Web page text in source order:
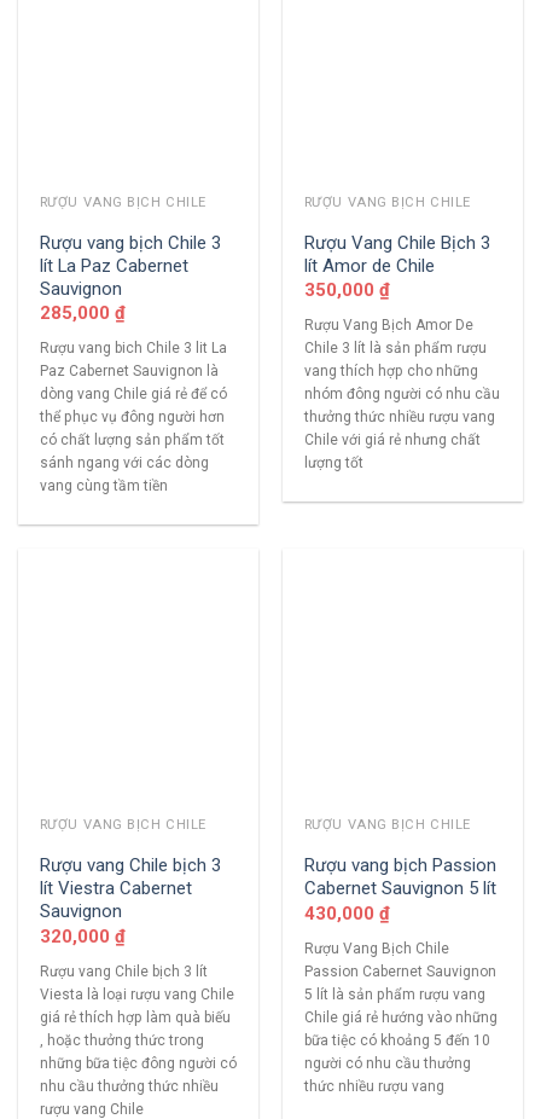
RƯỢU VANG BỊCH CHILE
Rượu vang bịch Chile 3
lít La Paz Cabernet
Sauvignon
285,000 ₫
Rượu vang bich Chile 3 lit La
Paz Cabernet Sauvignon là
dòng vang Chile giá rẻ để có
thể phục vụ đông người hơn
có chất lượng sản phẩm tốt
sánh ngang với các dòng
vang cùng tầm tiền
RƯỢU VANG BỊCH CHILE
Rượu Vang Chile Bịch 3
lít Amor de Chile
350,000 ₫
Rượu Vang Bịch Amor De
Chile 3 lít là sản phẩm rượu
vang thích hợp cho những
nhóm đông người có nhu cầu
thưởng thức nhiều rượu vang
Chile với giá rẻ nhưng chất
lượng tốt
RƯỢU VANG BỊCH CHILE
Rượu vang Chile bịch 3
lít Viestra Cabernet
Sauvignon
320,000 ₫
Rượu vang Chile bịch 3 lít
Viesta là loại rượu vang Chile
giá rẻ thích hợp làm quà biếu
, hoặc thưởng thức trong
những bữa tiệc đông người có
nhu cầu thưởng thức nhiều
rượu vang Chile
RƯỢU VANG BỊCH CHILE
Rượu vang bịch Passion
Cabernet Sauvignon 5 lít
430,000 ₫
Rượu Vang Bịch Chile
Passion Cabernet Sauvignon
5 lít là sản phẩm rượu vang
Chile giá rẻ hướng vào những
bữa tiệc có khoảng 5 đến 10
người có nhu cầu thưởng
thức nhiều rượu vang